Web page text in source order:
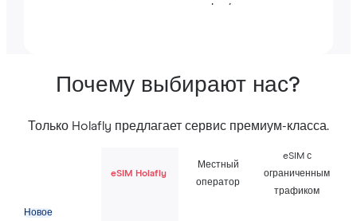
длительности вашего тарифа (например,
Почему выбирают нас?
Только Holafly предлагает сервис премиум-класса.
eSIM Holafly
Местный
оператор
eSIM с
ограниченным
трафиком
Новое